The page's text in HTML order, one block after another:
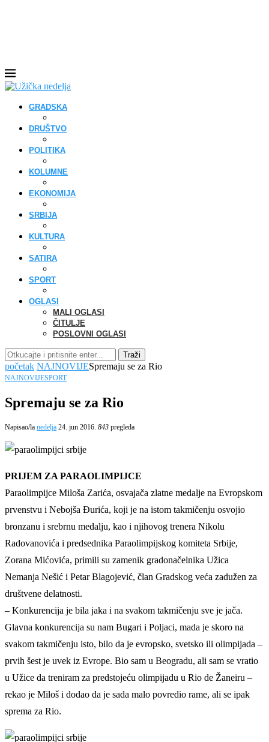
GRADSKA
DRUŠTVO
POLITIKA
KOLUMNE
EKONOMIJA
SRBIJA
KULTURA
SATIRA
SPORT
OGLASI
MALI OGLASI
ČITULJE
POSLOVNI OGLASI
Traži
početak NAJNOVIJESpremaju se za Rio
NAJNOVIJESPORT
Spremaju se za Rio
Napisao/la nedelja 24. jun 2016. 843 pregleda
PRIJEM ZA PARAOLIMPIJCE
Paraolimpijce Miloša Zarića, osvajača zlatne medalje na Evropskom
prvenstvu i Nebojša Đurića, koji je na istom takmičenju osvojio
bronzanu i srebrnu medalju, kao i njihovog trenera Nikolu
Radovanovića i predsednika Paraolimpijskog komiteta Srbije,
Zorana Mićovića, primili su zamenik gradonačelnika Užica
Nemanja Nešić i Petar Blagojević, član Gradskog veća zadužen za
društvene delatnosti.
– Konkurencija je bila jaka i na svakom takmičenju sve je jača.
Glavna konkurencija su nam Bugari i Poljaci, mada je skoro na
svakom takmičenju isto, bilo da je evropsko, svetsko ili olimpijada –
prvih šest je uvek iz Evrope. Bio sam u Beogradu, ali sam se vratio
u Užice da treniram za predstojeću olimpijadu u Rio de Žaneiru –
rekao je Miloš i dodao da je sada malo povredio rame, ali se ipak
sprema za Rio.